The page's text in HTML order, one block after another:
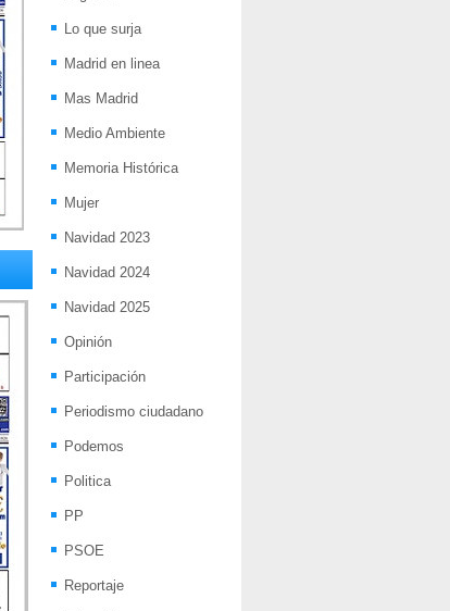
Lo que surja
Madrid en linea
Mas Madrid
Medio Ambiente
Memoria Histórica
Mujer
Navidad 2023
Navidad 2024
Navidad 2025
Opinión
Participación
Periodismo ciudadano
Podemos
Politica
PP
PSOE
Reportaje